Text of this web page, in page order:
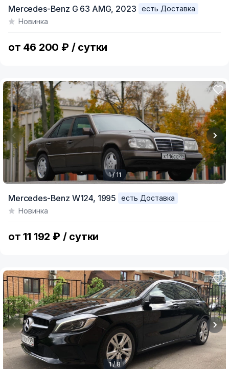
of
Mercedes-Benz G 63 AMG, 2023
есть Доставка
Новинка
от 46 200 ₽ / сутки
of
1 / 11
Mercedes-Benz W124, 1995
есть Доставка
Новинка
от 11 192 ₽ / сутки
1 / 8